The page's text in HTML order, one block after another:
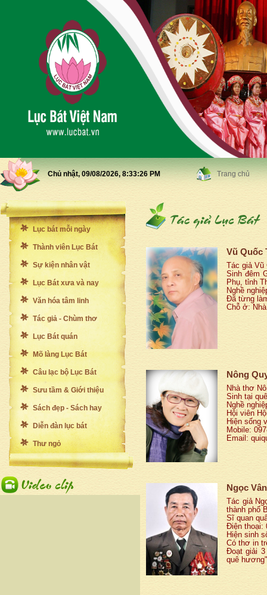
Chủ nhật, 09/08/2026, 8:33:28 PM Trang chủ
Lục bát mỗi ngày
Thành viên Lục Bát
Sự kiện nhân vật
Lục Bát xưa và nay
Văn hóa tâm linh
Tác giả - Chùm thơ
Lục Bát quán
Mõ làng Lục Bát
Câu lạc bộ Lục Bát
Sưu tầm & Giới thiệu
Sách đẹp - Sách hay
Diễn đàn lục bát
Thư ngỏ
Vũ Quốc
Tác giả
Sinh đêm
Phụ, tỉnh
Nghề
Đã từng
Chỗ ở:
Nông
Nhà thơ
Sinh tại
Nghề
Hội viên
Hiện sống
Mobile:
Email:
Ngọc Vân
Tác giả
thành phố
Sĩ quan
Điện thoại:
Hiện sinh
Có thơ in
Đoạt giải
quê hương"